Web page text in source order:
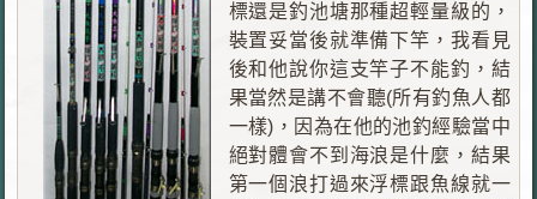
標還是釣池塘那種超輕量級的，
裝置妥當後就準備下竿，我看見
後和他說你這支竿子不能釣，結
果當然是講不會聽(所有釣魚人都
一樣)，因為在他的池釣經驗當中
絕對體會不到海浪是什麼，結果
第一個浪打過來浮標跟魚線就一